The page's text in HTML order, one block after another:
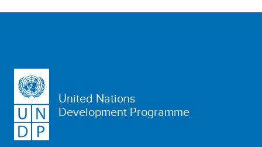
United Nations
Development Programme